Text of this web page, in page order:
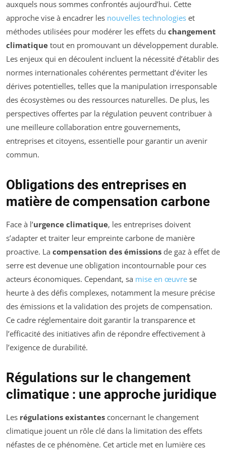
auxquels nous sommes confrontés aujourd’hui. Cette
approche vise à encadrer les nouvelles technologies et
méthodes utilisées pour modérer les effets du changement
climatique tout en promouvant un développement durable.
Les enjeux qui en découlent incluent la nécessité d’établir des
normes internationales cohérentes permettant d’éviter les
dérives potentielles, telles que la manipulation irresponsable
des écosystèmes ou des ressources naturelles. De plus, les
perspectives offertes par la régulation peuvent contribuer à
une meilleure collaboration entre gouvernements,
entreprises et citoyens, essentielle pour garantir un avenir
commun.
Obligations des entreprises en
matière de compensation carbone
Face à l’urgence climatique, les entreprises doivent
s’adapter et traiter leur empreinte carbone de manière
proactive. La compensation des émissions de gaz à effet de
serre est devenue une obligation incontournable pour ces
acteurs économiques. Cependant, sa mise en œuvre se
heurte à des défis complexes, notamment la mesure précise
des émissions et la validation des projets de compensation.
Ce cadre réglementaire doit garantir la transparence et
l’efficacité des initiatives afin de répondre effectivement à
l’exigence de durabilité.
Régulations sur le changement
climatique : une approche juridique
Les régulations existantes concernant le changement
climatique jouent un rôle clé dans la limitation des effets
néfastes de ce phénomène. Cet article met en lumière ces